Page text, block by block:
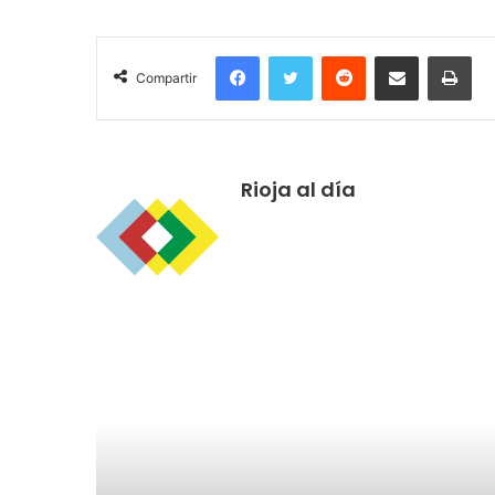
Compartir
Rioja al día